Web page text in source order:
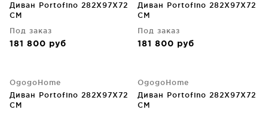
Диван Portofino 282X97X72
CM
Под заказ
181 800 руб
Диван Portofino 282X97X72
CM
Под заказ
181 800 руб
OgogoHome
Диван Portofino 282X97X72
CM
OgogoHome
Диван Portofino 282X97X72
CM